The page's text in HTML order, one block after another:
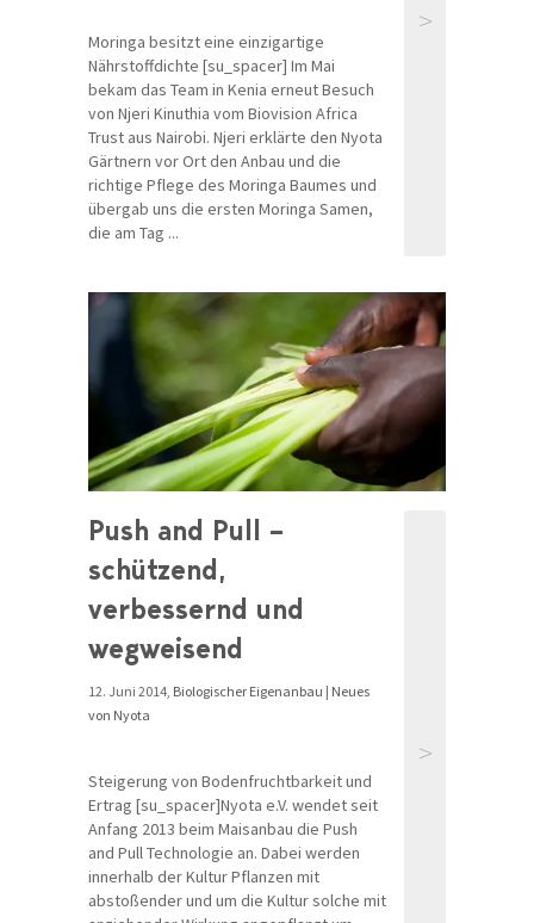
Moringa besitzt eine einzigartige
Nährstoffdichte [su_spacer] Im Mai
bekam das Team in Kenia erneut Besuch
von Njeri Kinuthia vom Biovision Africa
Trust aus Nairobi. Njeri erklärte den Nyota
Gärtnern vor Ort den Anbau und die
richtige Pflege des Moringa Baumes und
übergab uns die ersten Moringa Samen,
die am Tag ...
>
Push and Pull –
schützend,
verbessernd und
wegweisend
12. Juni 2014, Biologischer Eigenanbau | Neues
von Nyota
Steigerung von Bodenfruchtbarkeit und
Ertrag [su_spacer]Nyota e.V. wendet seit
Anfang 2013 beim Maisanbau die Push
and Pull Technologie an. Dabei werden
innerhalb der Kultur Pflanzen mit
abstoßender und um die Kultur solche mit
>